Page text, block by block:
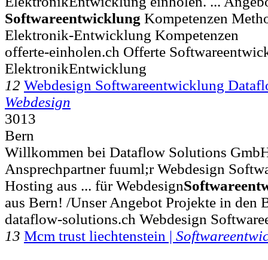
Softwareentwicklung Kompetenzen
Elektronik-Entwicklung Kompetenzen
offerte-einholen.ch Offerte
ElektronikEntwicklung
12 Webdesign Softwareentwicklung
Webdesign
3013
Bern
Willkommen bei Dataflow Solutions
Ansprechpartner fuuml;r Webdesign
Hosting aus ... für Webdesign
aus Bern! /Unser Angebot Projekte in den
dataflow-solutions.ch Webdesign
13 Mcm trust liechtenstein |